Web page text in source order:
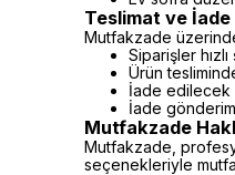
Teslimat ve İade
Mutfakzade
Siparişler
Ürün
İade edilecek
İade
Mutfakzade
Mutfakzade,
seçenekleriyle